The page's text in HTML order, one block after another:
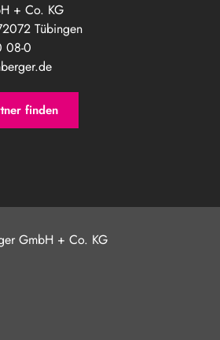
+ Co. KG
Tübingen
08-0
finden
GmbH + Co. KG